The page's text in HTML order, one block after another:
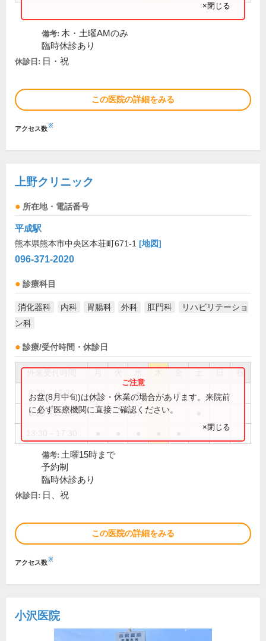
×閉じる
備考: 木・土曜AMのみ
臨時休診あり
休診日: 日・祝
この医院の詳細をみる
アクセス数※
上野クリニック
所在地・電話番号
平成駅
熊本県熊本市中央区本荘町671-1 [地図]
096-371-2020
診療科目
消化器科 内科 胃腸科 外科 肛門科
リハビリテーショ
ン科
診療/受付時間・休診日
祝
8:30～12:30 ● ● ● ● ●
8:30～15:00
お盆(8月中旬)は休診・休業の場合があります。来院前
に必ず医療機関に直接ご確認ください。
×閉じる
備考: 土曜15時まで
予約制
臨時休診あり
休診日: 日、祝
この医院の詳細をみる
アクセス数※
小沢医院